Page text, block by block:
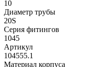
10
Диаметр трубы
20S
Серия фитингов
1045
Артикул
104555.1
Материал корпуса